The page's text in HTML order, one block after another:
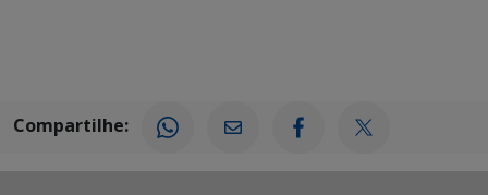
Compartilhe: